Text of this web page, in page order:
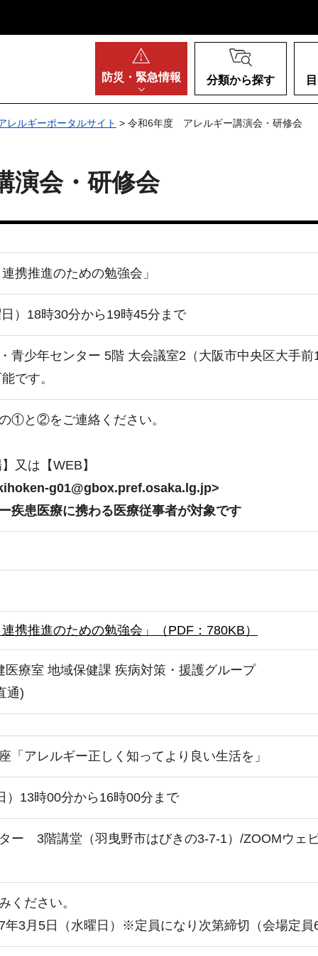
防災・ 緊急情報 分類から探す
レルギーポータルサイト > 令和6年度 アレルギー講演会・研修会
会・研修会
携推進のための勉強会」
）18時30分から19時45分まで
青少年センター 5階 大会議室2（大阪市中央区大手
です。
①と②をご連絡ください。
又は【WEB】
g01@gbox.pref.osaka.lg.jp>
疾患医療に携わる医療従事者が対象です
携推進のための勉強会」（PDF：780KB）
医療室 地域保健課 疾病対策・援護グループ
通)
「アレルギー正しく知ってより良い生活を」
）13時00分から16時00分まで
ー 3階講堂（羽曳野市はびきの3-7-1）/ZOOMウェ
ください。
年3月5日（水曜日）※定員になり次第締切（会場定